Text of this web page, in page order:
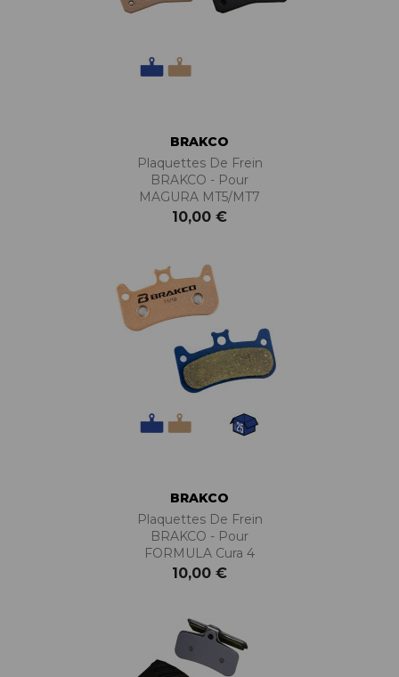
BRAKCO
Plaquettes De Frein
BRAKCO - Pour
MAGURA MT5/MT7
10,00 €
BRAKCO
Plaquettes De Frein
BRAKCO - Pour
FORMULA Cura 4
10,00 €